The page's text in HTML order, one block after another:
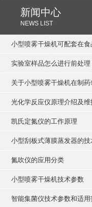
新闻中心
NEWS LIST
小型喷雾干燥机可配套在食
实验室样品怎么进行前处理
关于小型喷雾干燥机在制
光化学反应仪原理介绍及维
凯氏定氮仪的工作原理
小型刮板式薄膜蒸发器的技
氮吹仪的应用分类
小型喷雾干燥机技术参数
智能集菌仪技术参数和适用